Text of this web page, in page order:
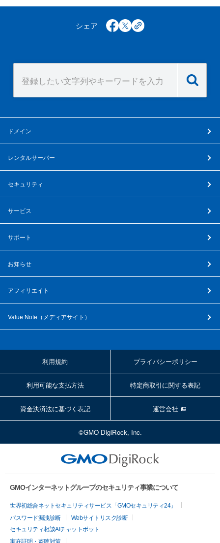
シェア facebook
x copy
ドメイン
レンタルサーバー
セキュリティ
サービス
サポート
お知らせ
アフィリエイト
Value Note（ メディアサイト ）
利用規約 プライバシーポリシー
利用可能な支払方法 特定商取引に関する表記
資金決済法に基づく表記 運営会社
©GMO DigiRock, Inc.
GMOインターネットグループのセキュリティ事業について
世界初総合ネットセキュリティサービス「GMOセキュリティ24」
パスワード漏洩診断
Webサイトリスク診断
セキュリティ相談AIチャットボット
実在証明・盗聴対策